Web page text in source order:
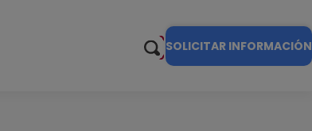
SOLICITAR INFORMACIÓN